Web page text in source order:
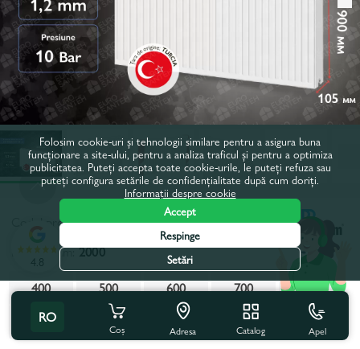
Codul produsului:61155
Latime, mm:2000
400
500 600 700
800
900
1000 1100 1200
2000
RO
Coș Adresa Catalog Apel
4.8
Folosim cookie-uri și tehnologii similare pentru a asigura buna
funcționare a site-ului, pentru a analiza traficul și pentru a optimiza
publicitatea. Puteți accepta toate cookie-urile, le puteți refuza sau
puteți configura setările de confidențialitate după cum doriți.
Informații despre cookie
Accept
Respinge
Setări